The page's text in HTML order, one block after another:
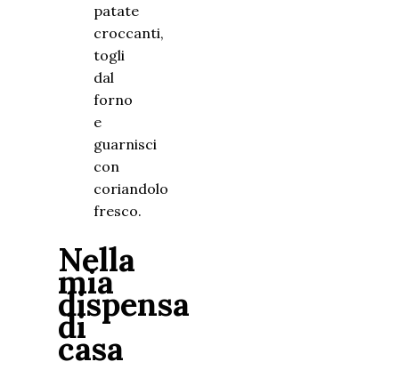
patate
croccanti,
togli
dal
forno
e
guarnisci
con
coriandolo
fresco.
Nella
mia
dispensa
di
casa